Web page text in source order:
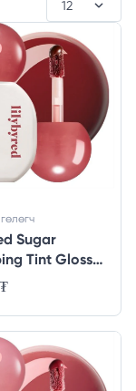
Sugar
Tint Gloss
₮